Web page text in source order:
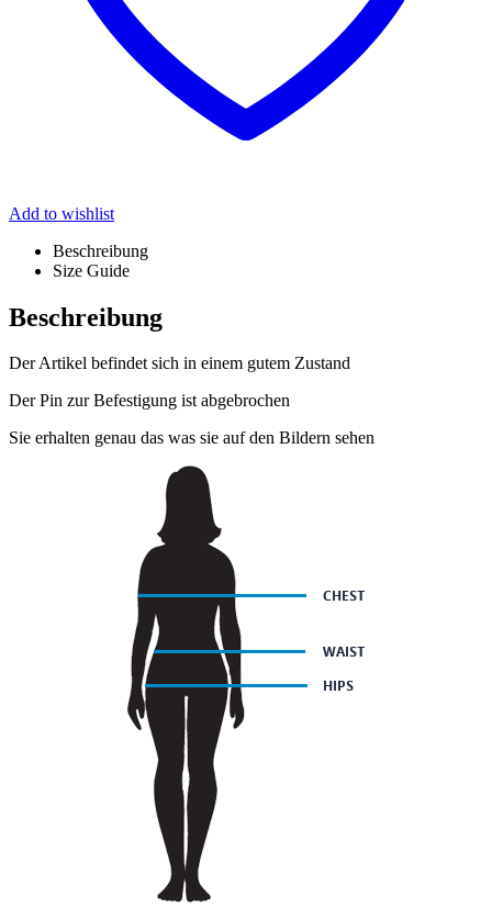
Add to wishlist
Beschreibung
Size Guide
Beschreibung
Der Artikel befindet sich in einem gutem Zustand
Der Pin zur Befestigung ist abgebrochen
Sie erhalten genau das was sie auf den Bildern sehen